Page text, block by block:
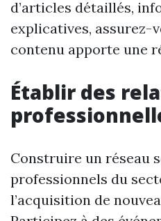
d’articles détaillés,
explicatives, assurez-
contenu apporte une
Établir des
Construire un réseau
professionnels du
l’acquisition de